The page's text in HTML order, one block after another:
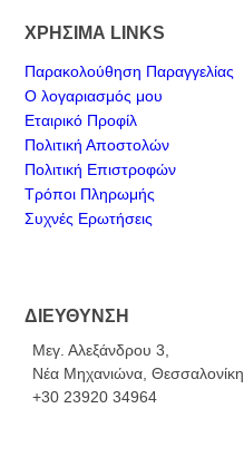
ΧΡΗΣΙΜΑ LINKS
Παρακολούθηση Παραγγελίας
Ο λογαριασμός μου
Εταιρικό Προφίλ
Πολιτική Αποστολών
Πολιτική Επιστροφών
Τρόποι Πληρωμής
Συχνές Ερωτήσεις
ΔΙΕΥΘΥΝΣΗ
Μεγ. Αλεξάνδρου 3,
Νέα Μηχανιώνα, Θεσσαλονίκη
+30 23920 34964